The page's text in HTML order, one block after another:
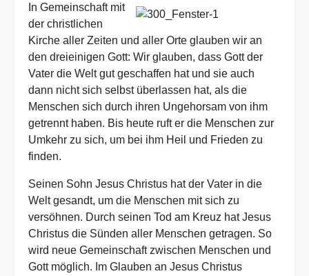
In Gemeinschaft mit
der christlichen
Kirche aller Zeiten und aller Orte glauben wir an
den dreieinigen Gott: Wir glauben, dass Gott der
Vater die Welt gut geschaffen hat und sie auch
dann nicht sich selbst überlassen hat, als die
Menschen sich durch ihren Ungehorsam von ihm
getrennt haben. Bis heute ruft er die Menschen zur
Umkehr zu sich, um bei ihm Heil und Frieden zu
finden.
Seinen Sohn Jesus Christus hat der Vater in die
Welt gesandt, um die Menschen mit sich zu
versöhnen. Durch seinen Tod am Kreuz hat Jesus
Christus die Sünden aller Menschen getragen. So
wird neue Gemeinschaft zwischen Menschen und
Gott möglich. Im Glauben an Jesus Christus